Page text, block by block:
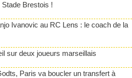
Brestois !
Ivanovic au RC Lens : le coach de la
sur deux joueurs marseillais
Paris va boucler un transfert à